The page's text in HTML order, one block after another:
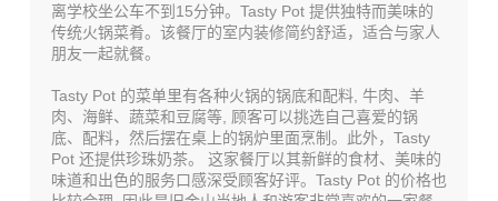
离学校坐公车不到15分钟。Tasty Pot 提供独特而美味的
传统火锅菜肴。该餐厅的室内装修简约舒适，适合与家人
朋友一起就餐。
Tasty Pot 的菜单里有各种火锅的锅底和配料, 牛肉、羊
肉、海鲜、蔬菜和豆腐等, 顾客可以挑选自己喜爱的锅
底、配料，然后摆在桌上的锅炉里面烹制。此外，Tasty
Pot 还提供珍珠奶茶。 这家餐厅以其新鲜的食材、美味的
味道和出色的服务口感深受顾客好评。Tasty Pot 的价格也